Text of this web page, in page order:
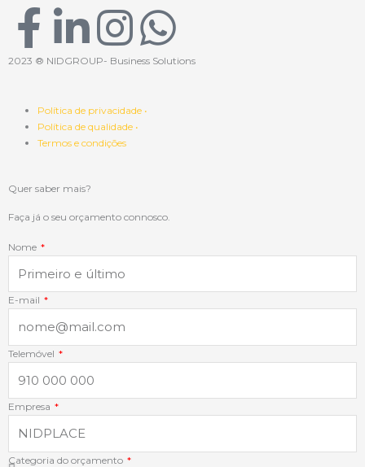
F
a
c
e
b
o
o
k
-
f
L
i
n
k
e
d
i
n
-
i
n
I
n
s
t
g
r
a
m
W
h
a
p
p
2023 ® NIDGROUP- Business Solutions
Política de privacidade •
Política de qualidade •
Termos e condições
Quer saber mais?
Faça já o seu orçamento connosco.
Nome
E-mail
Telemóvel
Empresa
Categoria do orçamento